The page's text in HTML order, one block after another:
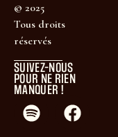
© 2025
Tous droits
réservés
SUIVEZ-NOUS
POUR NE RIEN
MANQUER !